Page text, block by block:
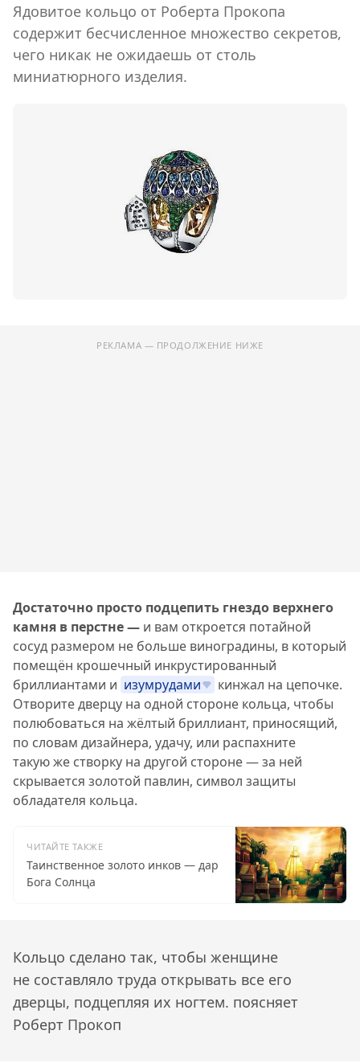
Ядовитое кольцо от Роберта Прокопа
содержит бесчисленное множество секретов,
чего никак не ожидаешь от столь
миниатюрного изделия.
РЕКЛАМА — ПРОДОЛЖЕНИЕ НИЖЕ
Достаточно просто подцепить гнездо верхнего
камня в перстне — и вам откроется потайной
сосуд размером не больше виноградины, в который
помещён крошечный инкрустированный
бриллиантами и изумрудами
кинжал на цепочке.
Отворите дверцу на одной стороне кольца, чтобы
полюбоваться на жёлтый бриллиант, приносящий,
по словам дизайнера, удачу, или распахните
такую же створку на другой стороне — за ней
скрывается золотой павлин, символ защиты
обладателя кольца.
ЧИТАЙТЕ ТАКЖЕ
Таинственное золото инков — дар
Бога Солнца
Кольцо сделано так, чтобы женщине
не составляло труда открывать все его
дверцы, подцепляя их ногтем. поясняет
Роберт Прокоп